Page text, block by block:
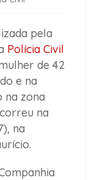
pela
Polícia Civil
de 42
e na
na zona
na
na